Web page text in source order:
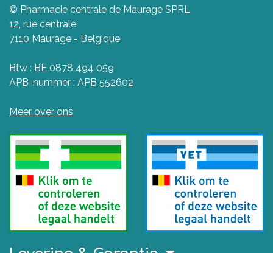
© Pharmacie centrale de Maurage SPRL
12, rue centrale
7110 Maurage - Belgique
Btw : BE 0878 494 059
APB-nummer : APB 552602
Meer over ons